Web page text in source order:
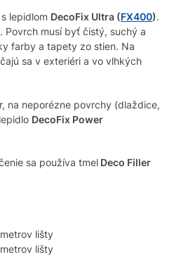
lepidlom DecoFix Ultra (FX400).
Povrch musí byť čistý, suchý a
farby a tapety zo stien. Na
sa v exteriéri a vo vlhkých
na neporézne povrchy (dlaždice,
DecoFix Power
sa používa tmel Deco Filler
lišty
lišty